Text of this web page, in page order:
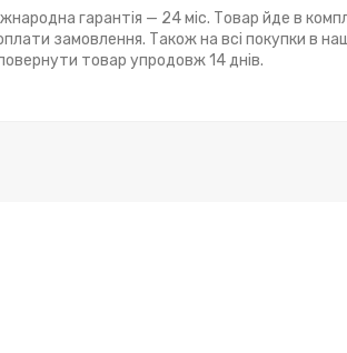
гарантія — 24 міс. Товар йде в
замовлення. Також на всі покупки в
товар упродовж 14 днів.